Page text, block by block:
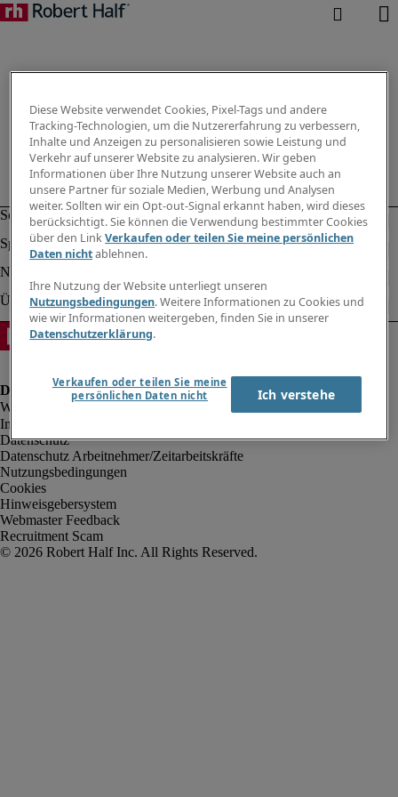
Impressum
Datenschutz
Datenschutz Arbeitnehmer/Zeitarbeitskräfte
Nutzungsbedingungen
Cookies
Hinweisgebersystem
Webmaster Feedback
Recruitment Scam
Diese Website verwendet Cookies, Pixel-Tags und andere
Tracking-Technologien, um die Nutzererfahrung zu verbessern,
Inhalte und Anzeigen zu personalisieren sowie Leistung und
Verkehr auf unserer Website zu analysieren. Wir geben
Informationen über Ihre Nutzung unserer Website auch an
unsere Partner für soziale Medien, Werbung und Analysen
weiter. Sollten wir ein Opt-out-Signal erkannt haben, wird dieses
berücksichtigt. Sie können die Verwendung bestimmter Cookies
über den LinkVerkaufen oder teilen Sie meine persönlichen
Daten nichtablehnen.
Ihre Nutzung der Website unterliegt unseren
Nutzungsbedingungen. Weitere Informationen zu Cookies und
wie wir Informationen weitergeben, finden Sie in unserer
Datenschutzerklärung.
Verkaufen oder teilen Sie meine
persönlichen Daten nicht
Ich verstehe